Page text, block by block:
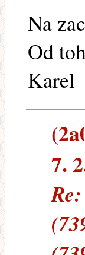
Na
Od
Karel
7.